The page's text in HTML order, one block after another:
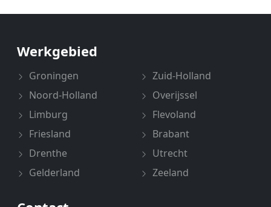
Werkgebied
Groningen
Noord-Holland
Limburg
Friesland
Drenthe
Gelderland
Zuid-Holland
Overijssel
Flevoland
Brabant
Utrecht
Zeeland